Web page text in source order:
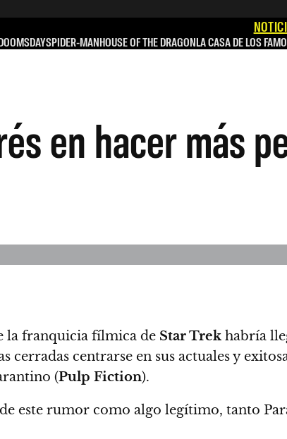
SPIDER-MANHOUSE OF THE DRAGONLA CASA DE LOS
en hacer más
la franquicia fílmica de Star Trek habría
centrarse en sus actuales y
(Pulp Fiction).
este rumor como algo legítimo, tanto